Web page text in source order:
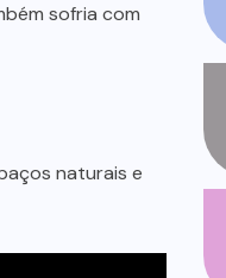
sofria com
naturais e